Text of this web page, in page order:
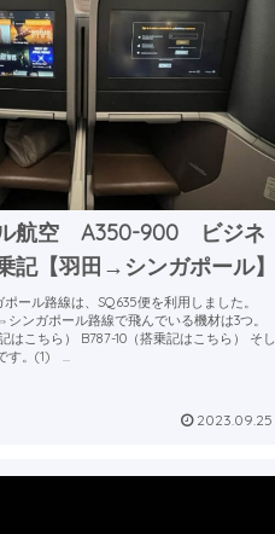
航空 A350-900 ビジネ
記【羽田→シンガポール】
ール路線は、SQ635便を利用しました。
ンガポール路線で飛んでいる機材は3つ。
はこちら） B787-10（搭乗記はこちら） そし
す。(1) ...
2023.09.25